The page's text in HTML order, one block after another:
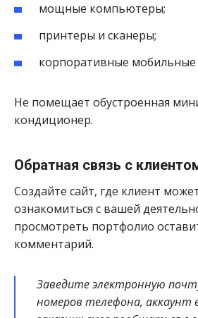
мощные компьютеры;
принтеры и сканеры;
корпоративные мобильные
Не помещает обустроенная
кондиционер.
Обратная связь с
Создайте сайт, где клиент
ознакомиться с вашей
просмотреть портфолио
комментарий.
Заведите электронную
номеров телефона, аккаунт